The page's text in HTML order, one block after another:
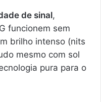
de sinal,
funcionem sem
brilho intenso (nits
mesmo com sol
pura para o